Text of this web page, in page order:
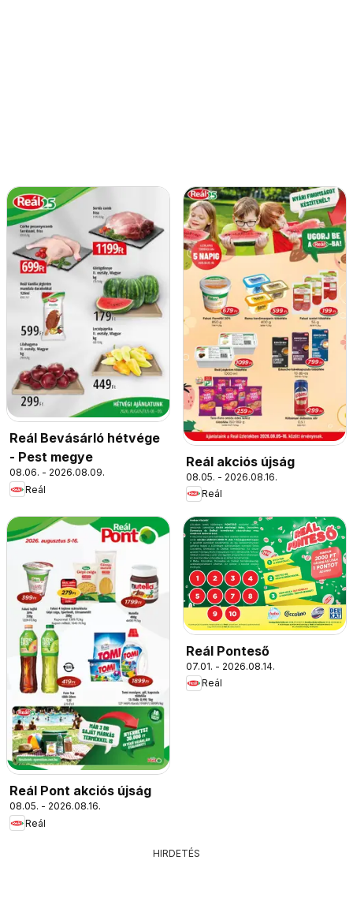
Reál Bevásárló hétvége
- Pest megye
08.06. - 2026.08.09.
Reál
Reál akciós újság
08.05. - 2026.08.16.
Reál
Reál Pont akciós újság
08.05. - 2026.08.16.
Reál
Reál Ponteső
07.01. - 2026.08.14.
Reál
HIRDETÉS